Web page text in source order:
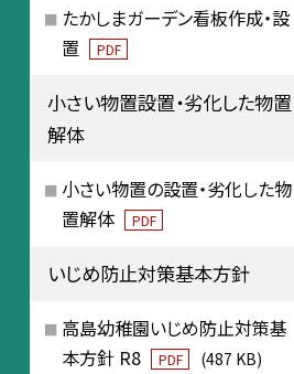
たかしまガーデン看板作成・設
置
PDF
小さい物置設置・劣化した物置
解体
小さい物置の設置・劣化した物
置解体
PDF
いじめ防止対策基本方針
高島幼稚園いじめ防止対策基
本方針 R8
PDF (487 KB)